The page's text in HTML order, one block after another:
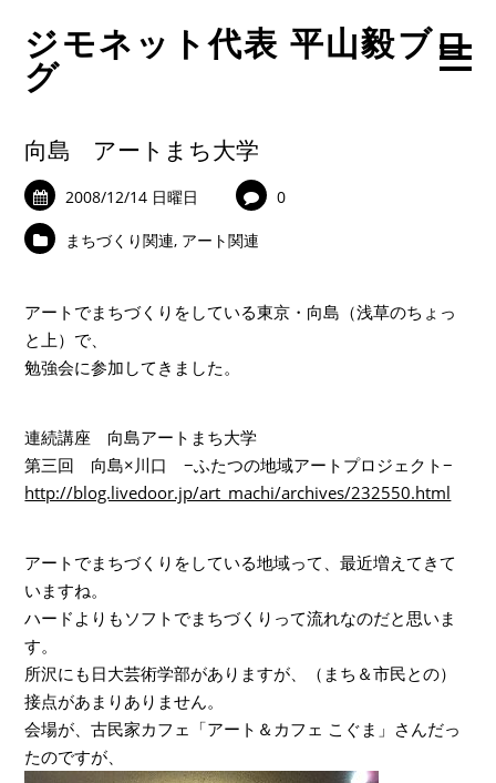
ジモネット代表 平山毅ブロ
グ
向島 アートまち大学
2008/12/14 日曜日 0
まちづくり関連, アート関連
アートでまちづくりをしている東京・向島（浅草のちょっ
と上）で、
勉強会に参加してきました。
連続講座 向島アートまち大学
第三回 向島×川口 −ふたつの地域アートプロジェクト−
http://blog.livedoor.jp/art_machi/archives/232550.html
アートでまちづくりをしている地域って、最近増えてきて
いますね。
ハードよりもソフトでまちづくりって流れなのだと思いま
す。
所沢にも日大芸術学部がありますが、（まち＆市民との）
接点があまりありません。
会場が、古民家カフェ「アート＆カフェ こぐま」さんだっ
たのですが、